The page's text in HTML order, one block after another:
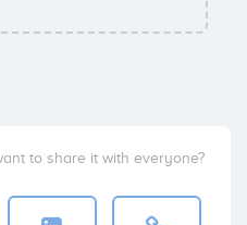
to share it with everyone?